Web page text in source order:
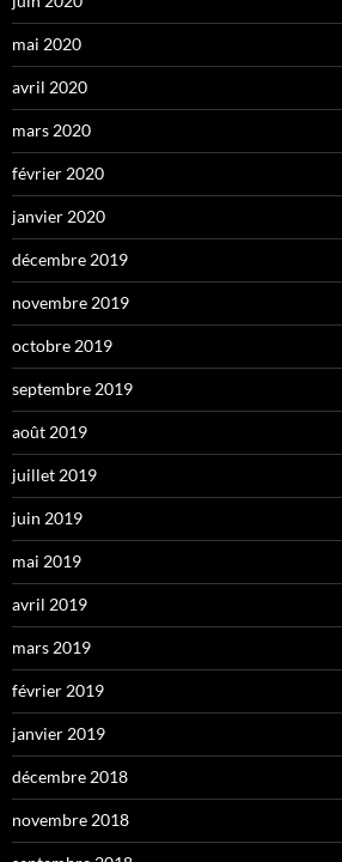
mai 2020
avril 2020
mars 2020
février 2020
janvier 2020
décembre 2019
novembre 2019
octobre 2019
septembre 2019
août 2019
juillet 2019
juin 2019
mai 2019
avril 2019
mars 2019
février 2019
janvier 2019
décembre 2018
novembre 2018